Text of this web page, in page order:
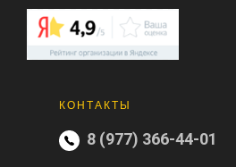
КОНТАКТЫ
8 (977) 366-44-01